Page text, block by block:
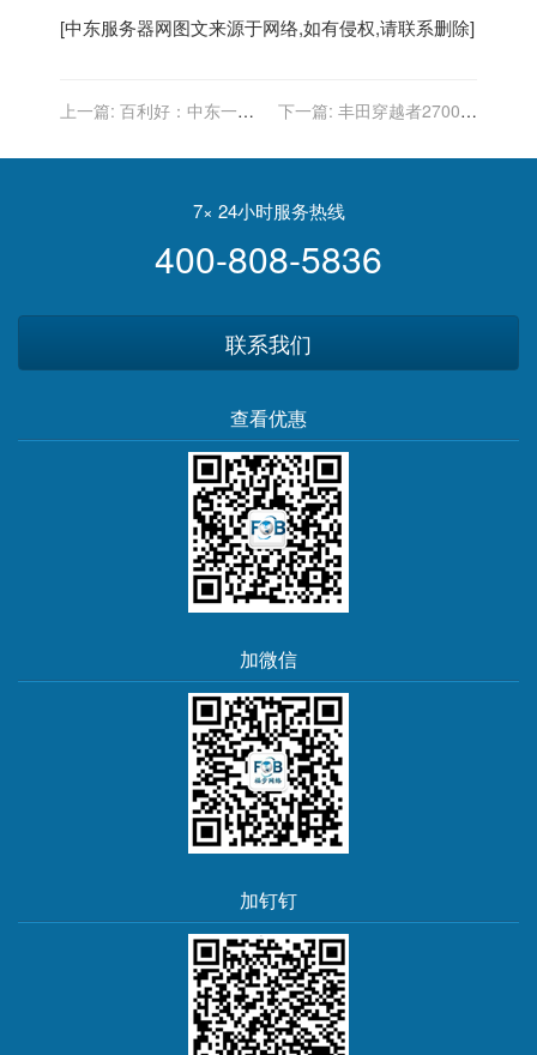
[中东服务器网图文来源于网络,如有侵权,请联系删除]
上一篇: 百利好：中东一旦
下一篇: 丰田穿越者2700中
7× 24小时服务热线
400-808-5836
联系我们
查看优惠
加微信
加钉钉